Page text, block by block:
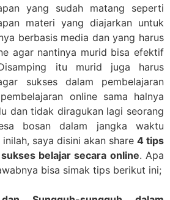
yang sudah matang seperti
materi yang diajarkan untuk
berbasis media dan yang harus
agar nantinya murid bisa efektif
itu murid juga harus
sukses dalam pembelajaran
online sama halnya
dan tidak diragukan lagi seorang
bosan dalam jangka waktu
saya disini akan share 4 tips
belajar secara online. Apa
bisa simak tips berikut ini;